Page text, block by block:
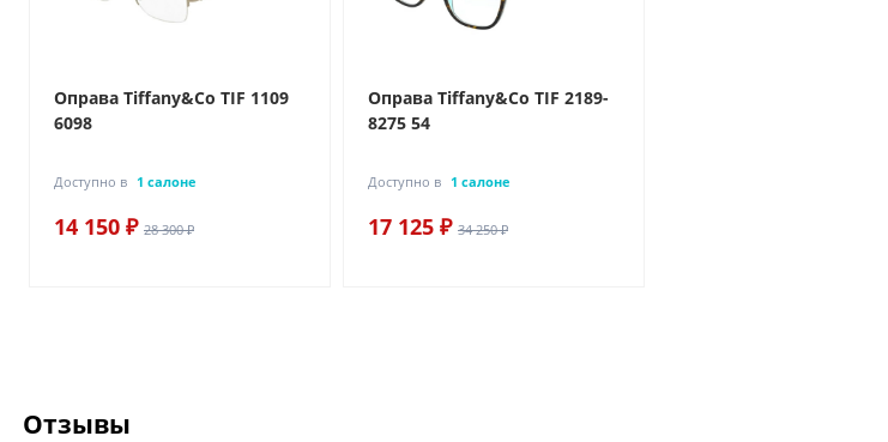
Оправа Tiffany&Co TIF 1109
6098
Доступно в 1 салоне
14 150 ₽ 28 300 ₽
Оправа Tiffany&Co TIF 2189-
8275 54
Доступно в 1 салоне
17 125 ₽ 34 250 ₽
Отзывы